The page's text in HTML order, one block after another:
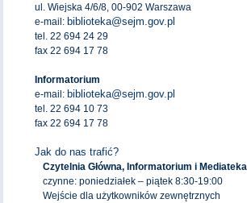
ul. Wiejska 4/6/8, 00-902 Warszawa
e-mail: biblioteka@sejm.gov.pl
tel. 22 694 24 29
fax 22 694 17 78
Informatorium
e-mail: biblioteka@sejm.gov.pl
tel. 22 694 10 73
fax 22 694 17 78
Jak do nas trafić?
Czytelnia Główna, Informatorium i Mediateka
czynne: poniedziałek – piątek 8:30-19:00
Wejście dla użytkowników zewnętrznych